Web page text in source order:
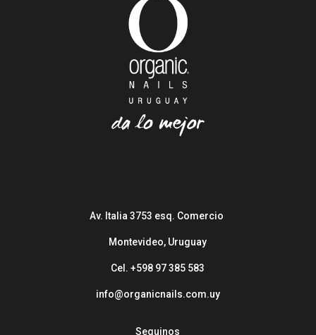
Av. Italia 3753 esq. Comercio
Montevideo, Uruguay
Cel. +598 97 385 583
info@organicnails.com.uy
Seguinos